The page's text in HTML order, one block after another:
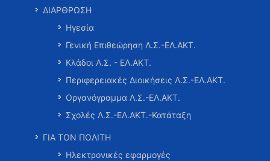
ΔΙΑΡΘΡΩΣΗ
Ηγεσία
Γενική Επιθεώρηση Λ.Σ.-ΕΛ.ΑΚΤ.
Κλάδοι Λ.Σ. - ΕΛ.ΑΚΤ.
Περιφερειακές Διοικήσεις Λ.Σ.-ΕΛ.ΑΚΤ.
Οργανόγραμμα Λ.Σ.-ΕΛ.ΑΚΤ.
Σχολές Λ.Σ.-ΕΛ.ΑΚΤ.-Κατάταξη
ΓΙΑ ΤΟΝ ΠΟΛΙΤΗ
Ηλεκτρονικές εφαρμογές